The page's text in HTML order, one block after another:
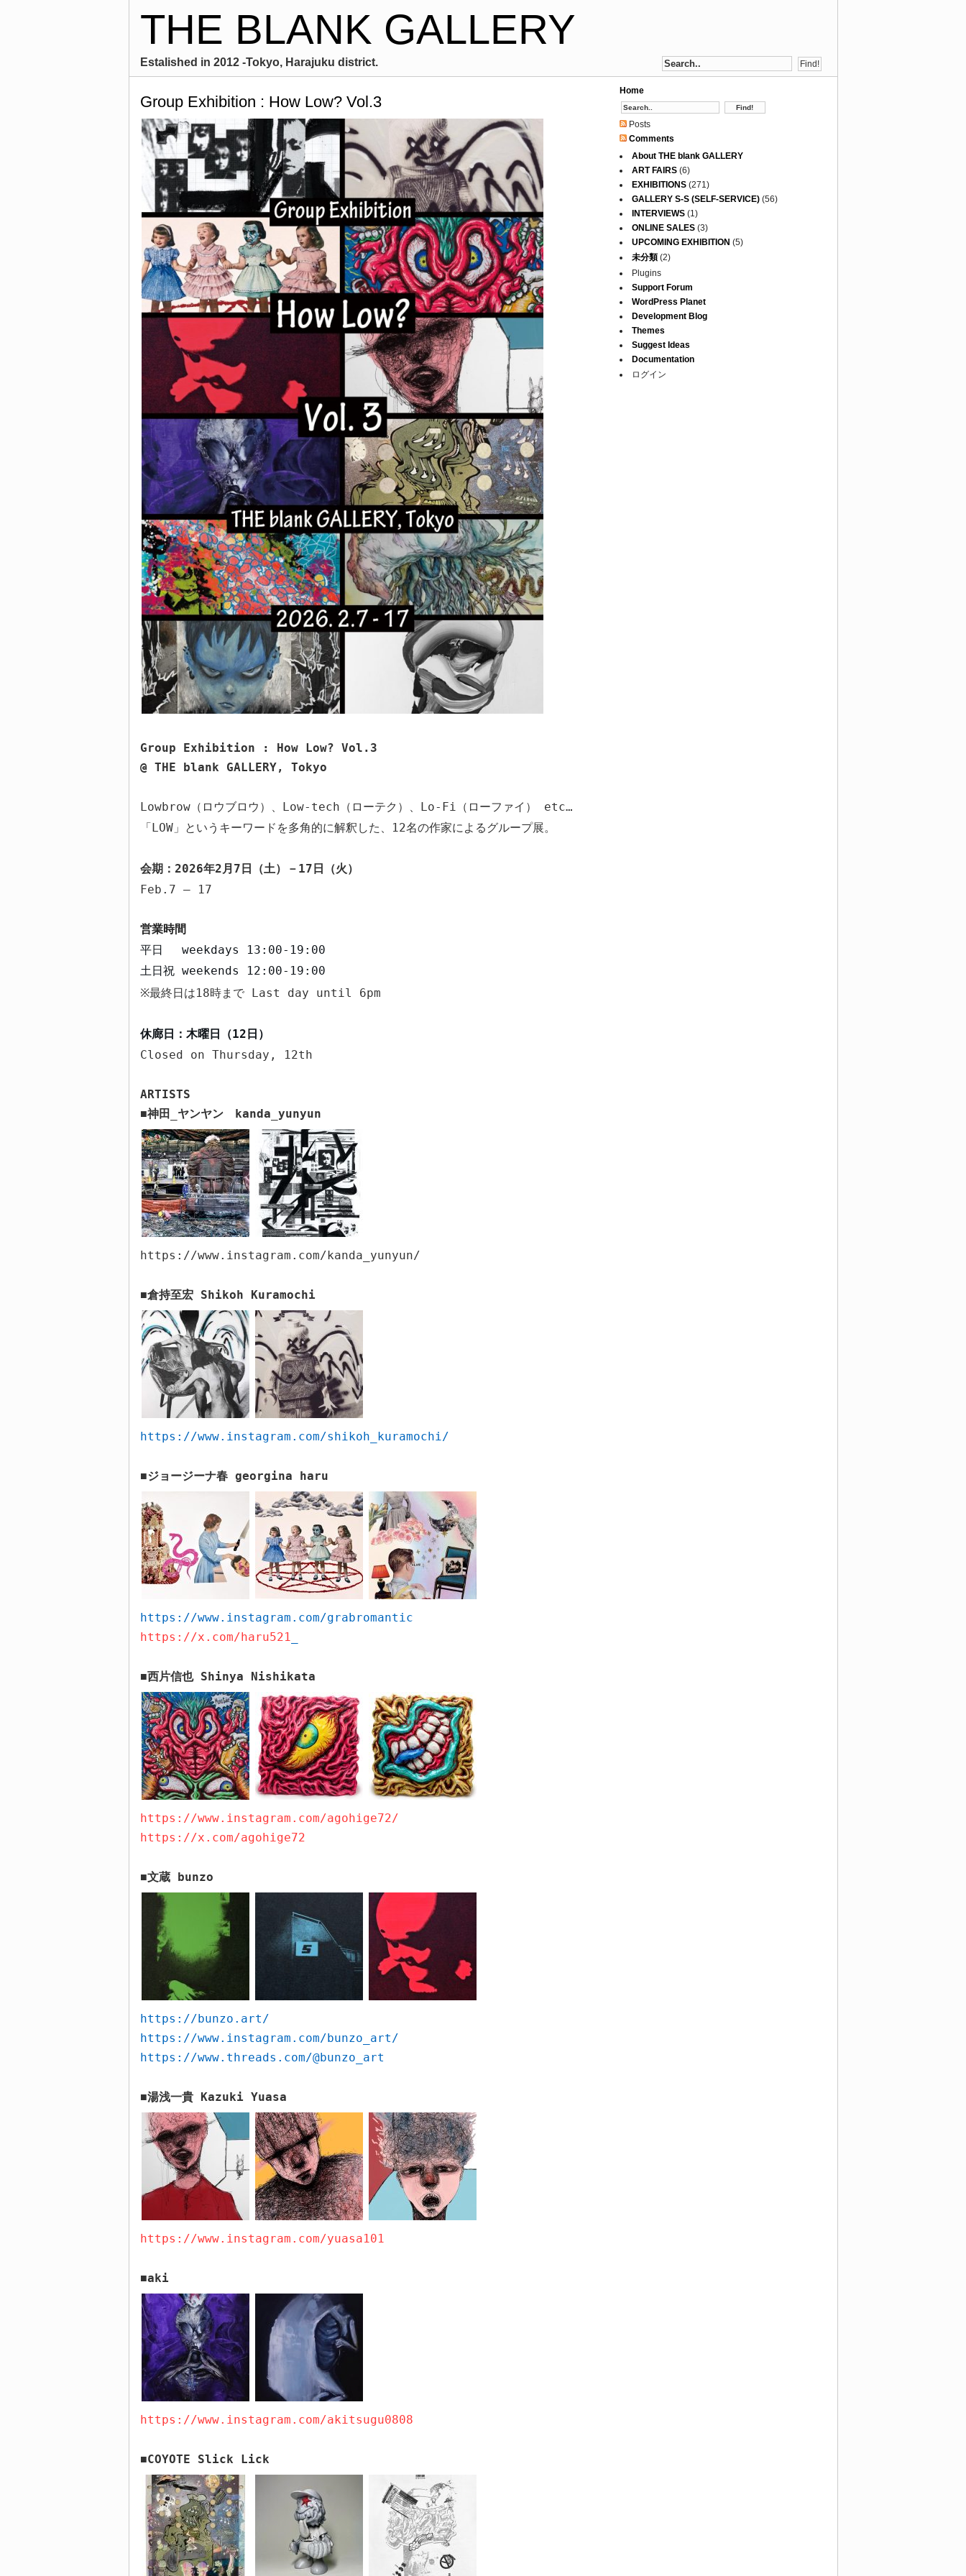
THE BLANK GALLERY
Estalished in 2012 -Tokyo, Harajuku district.
Group Exhibition : How Low? Vol.3
Group Exhibition : How Low? Vol.3
@ THE blank GALLERY, Tokyo
Lowbrow（ロウブロウ）、 Low-tech （ローテク）、 Lo-Fi （ローファイ） etc…
「LOW」というキーワードを多角的に解釈した、 12名の作家によるグループ展。
会期： 2026年2月 7 日（土）－ 17 日（火）
Feb.7 – 17
営業時間
平日 weekdays
13:00-19:00
土日祝 weekends 12:00-19:00
※最終日は18時まで Last day until 6pm
休廊日：木曜日（12 日）
Closed on Thursday, 12th
ARTISTS
■神田 ヤンヤン kanda_yunyun
https://www.instagram.com/kanda_yunyun/
■倉持至宏 Shikoh Kuramochi
https://www.instagram.com/shikoh_kuramochi/
■ジョージーナ春 georgina haru
https://www.instagram.com/grabromantic
https://x.com/haru521
■西片信也 Shinya Nishikata
https://www.instagram.com/agohige72/
https://x.com/agohige72
■文蔵 bunzo
https://bunzo.art/
https://www.instagram.com/bunzo_art/
https://www.threads.com/@bunzo_art
■湯浅一貴 Kazuki Yuasa
https://www.instagram.com/yuasa101
■aki
https://www.instagram.com/akitsugu0808
■COYOTE Slick Lick
Home
Posts
Comments
About THE blank GALLERY
ART FAIRS(6)
EXHIBITIONS(271)
GALLERY S-S (SELF-SERVICE)(56)
INTERVIEWS(1)
ONLINE SALES(3)
UPCOMING EXHIBITION (5)
未分類(2)
Plugins
Support Forum
WordPress Planet
Development Blog
Themes
Suggest Ideas
Documentation
ログイン